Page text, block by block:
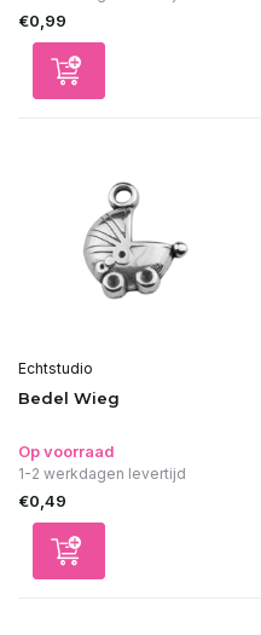
€0,99
Echtstudio
Bedel Wieg
Op voorraad
1-2 werkdagen levertijd
€0,49